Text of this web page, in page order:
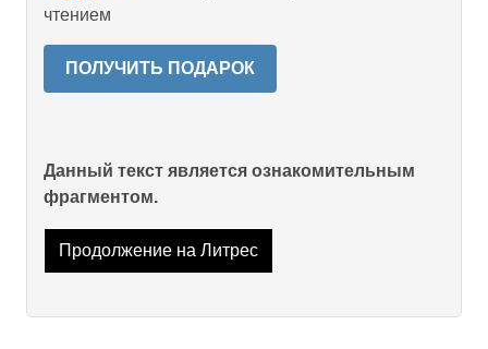
чтением
ПОЛУЧИТЬ ПОДАРОК
Данный текст является ознакомительным
фрагментом.
Продолжение на Литрес